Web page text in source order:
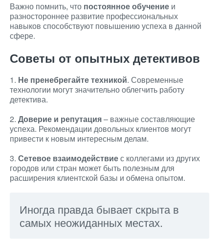
Важно помнить, что постоянное обучение и
разностороннее развитие профессиональных
навыков способствуют повышению успеха в данной
сфере.
Советы от опытных детективов
1. Не пренебрегайте техникой. Современные
технологии могут значительно облегчить работу
детектива.
2. Доверие и репутация– важные составляющие
успеха. Рекомендации довольных клиентов могут
привести к новым интересным делам.
3. Сетевое взаимодействиес коллегами из других
городов или стран может быть полезным для
расширения клиентской базы и обмена опытом.
Иногда правда бывает скрыта в
самых неожиданных местах.